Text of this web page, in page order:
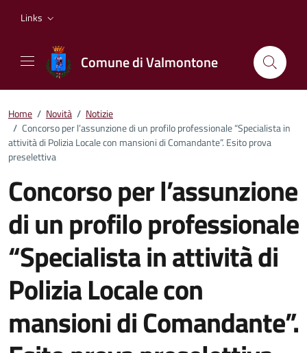
Links
Comune di Valmontone
Home / Novità / Notizie
/ Concorso per l’assunzione di un profilo professionale “Specialista in
attività di Polizia Locale con mansioni di Comandante”. Esito prova
preselettiva
Concorso per l’assunzione
di un profilo professionale
“Specialista in attività di
Polizia Locale con
mansioni di Comandante”.